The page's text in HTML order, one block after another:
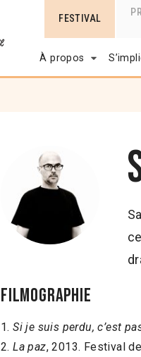
FESTIVAL
À propos
Filmographie
1.Si je suis perdu, c’est
2.La paz, 2013. Festival